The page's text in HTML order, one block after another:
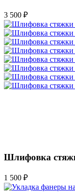
3 500 ₽
Шлифовка
1 500 ₽